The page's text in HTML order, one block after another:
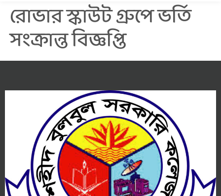
রোভার স্কাউট গ্রুপে ভর্তি
সংক্রান্ত বিজ্ঞপ্তি